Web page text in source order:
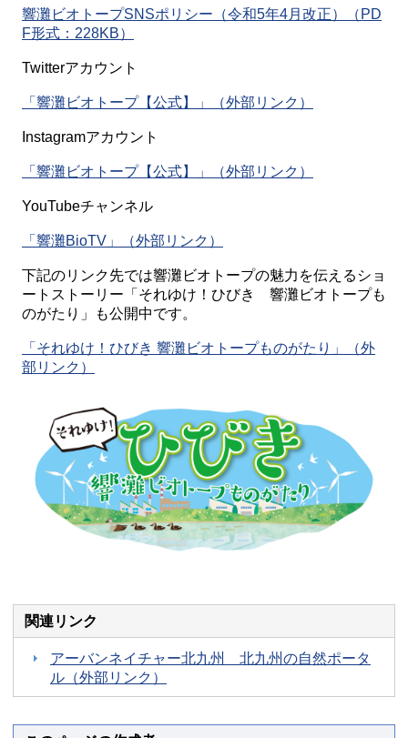
響灘ビオトープSNSポリシー（令和5年4月改正）（PD
F形式：228KB）
Twitterアカウント
「響灘ビオトープ【公式】」（外部リンク）
Instagramアカウント
「響灘ビオトープ【公式】」（外部リンク）
YouTubeチャンネル
「響灘BioTV」（外部リンク）
下記のリンク先では響灘ビオトープの魅力を伝えるショ
ートストーリー「それゆけ！ひびき 響灘ビオトープも
のがたり」も公開中です。
「それゆけ！ひびき 響灘ビオトープものがたり」（外
部リンク）
関連リンク
アーバンネイチャー北九州 北九州の自然ポータ
ル（外部リンク）